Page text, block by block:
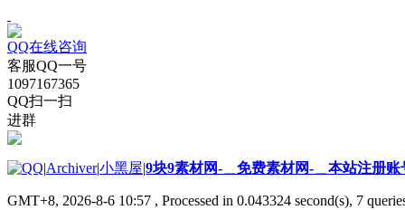
QQ在线咨询
客服QQ一号
1097167365
QQ扫一扫
进群
|Archiver|小黑屋|9块9素材网-＿免费素材网-＿本站注册账
GMT+8, 2026-8-6 10:57 , Processed in 0.043324 second(s), 7